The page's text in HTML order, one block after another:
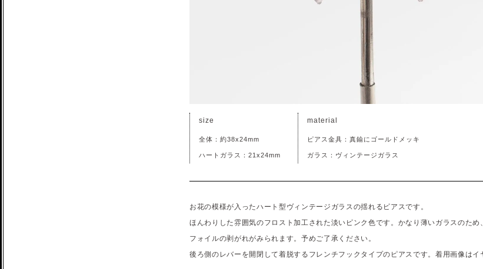
size
全体：約38x24mm
ハートガラス：21x24mm
material
ピアス金具：真鍮にゴールドメッキ
ガラス：ヴィンテージガラス
お花の模様が入ったハート型ヴィンテージガラスの揺れるピアスです。
ほんわりした雰囲気のフロスト加工された淡いピンク色です。かなり薄いガラスのた
フォイルの剥がれがみられます。予めご了承ください。
後ろ側のレバーを開閉して着脱するフレンチフックタイプのピアスです。着用画像はイ